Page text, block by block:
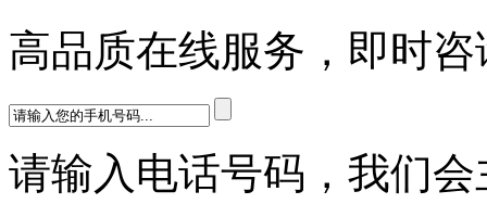
高品质在线服务，即时咨
请输入电话号码，我们